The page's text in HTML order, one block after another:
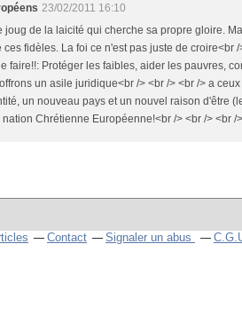
23/02/2011 16:10
joug de la laicité qui cherche sa propre gloire.
fidèles. La foi ce n'est pas juste de croire<br
faire!!: Protéger les faibles, aider les pauvres,
un asile juridique<br /> <br /> <br /> a
un nouveau pays et un nouvel raison d'être
Chrétienne Européenne!<br /> <br /> <br /
Contact Signaler un abus